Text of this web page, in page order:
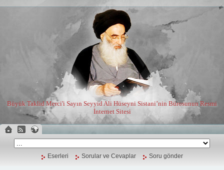
Büyük Taklid Merci'i Sayın Seyyid Ali Hüseyni Sistani’nin Bürosunun Resmi
İnternet Sitesi
Eserleri Sorular ve Cevaplar Soru gönder